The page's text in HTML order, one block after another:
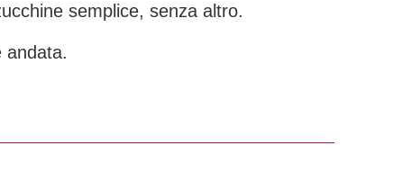
semplice, senza altro.
andata.